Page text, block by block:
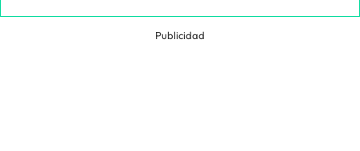
Publicidad